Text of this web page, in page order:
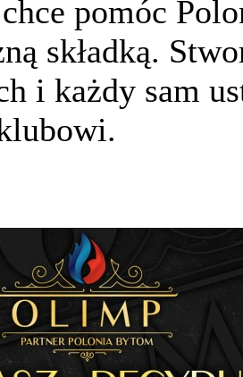
pomóc
składką.
i każdy sam